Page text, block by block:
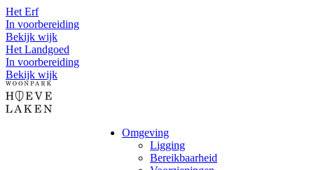
Het Erf
In voorbereiding
Bekijk wijk
Het Landgoed
In voorbereiding
Bekijk wijk
Omgeving
Ligging
Bereikbaarheid